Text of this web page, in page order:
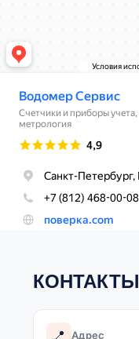
КОНТАКТЫ
📍 Адрес